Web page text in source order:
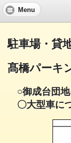
Menu
駐車場・貸
髙橋パーキ
○御成台団地
〇大型車に